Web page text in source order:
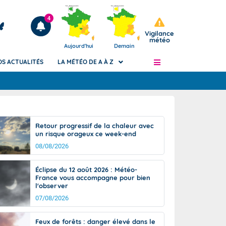
Articles
4
Aujourd'hui Demain
Vigilance
météo
de
Phénomènes dangereux de J+2 à J+7
Avertissement pluies intenses à l'échelle
des communes (Apic)
Bulletins Marine
Bulletins d'estimation du risque
d'avalanche
Météo des forêts
Vigicrues
ACTUALITÉS LA MÉTÉO DE A À Z
Retour progressif de la chaleur avec
un risque orageux ce week-end
08/08/2026
Éclipse du 12 août 2026 : Météo-
France vous accompagne pour bien
l'observer
07/08/2026
Feux de forêts : danger élevé dans le